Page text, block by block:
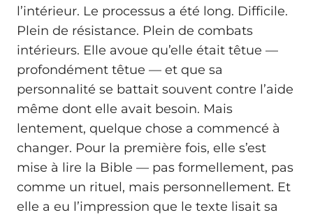
l’intérieur. Le processus a été long. Difficile.
Plein de résistance. Plein de combats
intérieurs. Elle avoue qu’elle était têtue —
profondément têtue — et que sa
personnalité se battait souvent contre l’aide
même dont elle avait besoin. Mais
lentement, quelque chose a commencé à
changer. Pour la première fois, elle s’est
mise à lire la Bible — pas formellement, pas
comme un rituel, mais personnellement. Et
elle a eu l’impression que le texte lisait sa